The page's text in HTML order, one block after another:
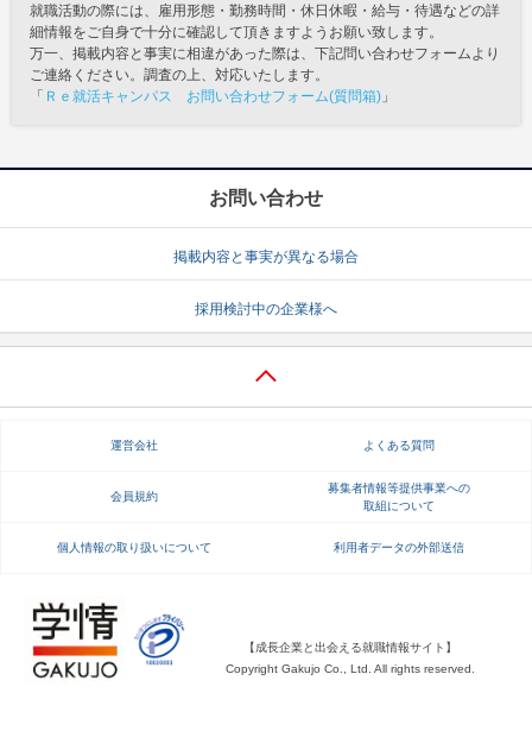
就職活動の際には、雇用形態・勤務時間・休日休暇・給与・待遇などの詳
細情報をご自身で十分に確認して頂きますようお願い致します。
万一、掲載内容と事実に相違があった際は、下記問い合わせフォームより
ご連絡ください。調査の上、対応いたします。
「 Ｒｅ就活キャンパス お問い合わせフォーム(質問箱) 」
お問い合わせ
掲載内容と事実が異なる場合
採用検討中の企業様へ
運営会社 よくある質問
会員規約
募集者情報等提供事業への
取組について
個人情報の取り扱いについて 利用者データの外部送信
【成長企業と出会える就職情報サイト】
Copyright Gakujo Co., Ltd. All rights reserved.